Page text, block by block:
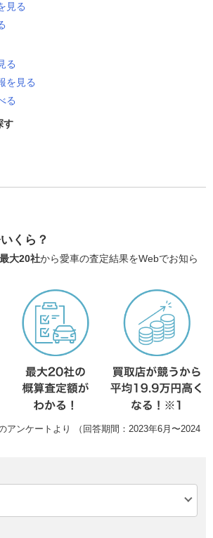
見る
る
を見る
る
す
くら？
最大20社から愛車の査定結果をWebでお知ら
アンケートより （回答期間：2023年6月〜2024